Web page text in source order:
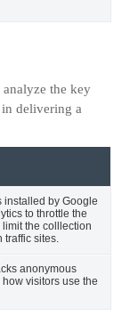
analyze the key
delivering a
installed by Google
to throttle the
the colllection
traffic sites.
anonymous
visitors use the